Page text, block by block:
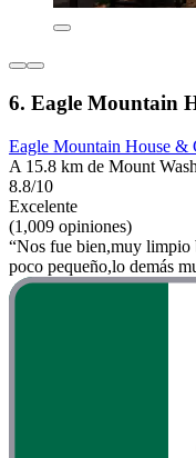
6. Eagle Mountain
Eagle Mountain House &
A 15.8 km de Mount
8.8/10
Excelente
(1,009 opiniones)
“Nos fue bien,muy limpio
poco pequeño,lo demás